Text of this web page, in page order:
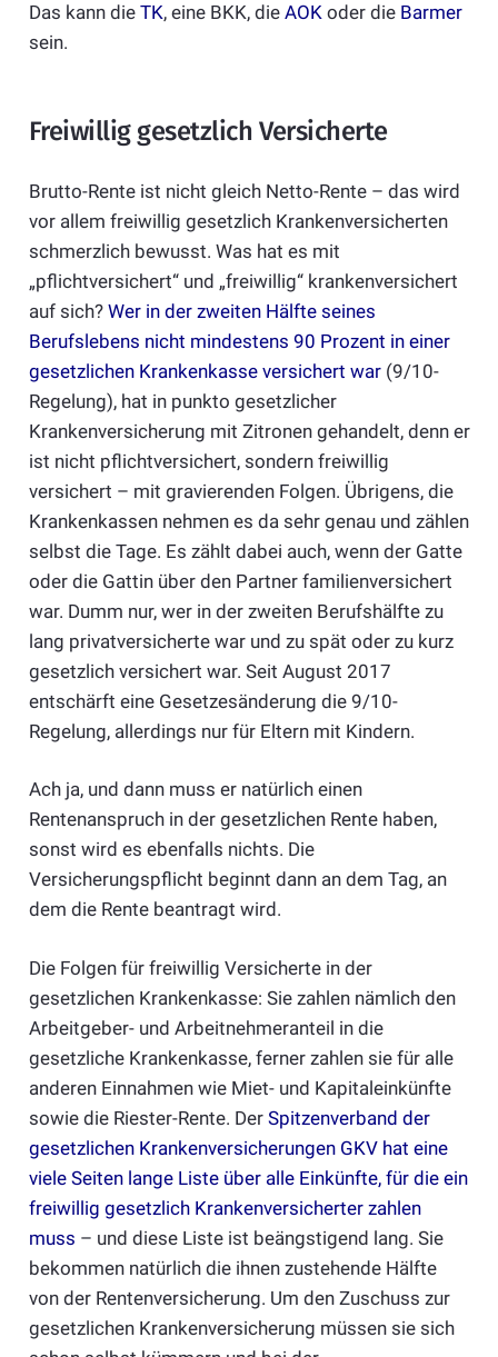
Das kann die TK, eine BKK, die AOK oder die Barmer
sein.
Freiwillig gesetzlich Versicherte
Brutto-Rente ist nicht gleich Netto-Rente – das wird
vor allem freiwillig gesetzlich Krankenversicherten
schmerzlich bewusst. Was hat es mit
„pflichtversichert“ und „freiwillig“ krankenversichert
auf sich? Wer in der zweiten Hälfte seines
Berufslebens nicht mindestens 90 Prozent in einer
gesetzlichen Krankenkasse versichert war(9/10-
Regelung), hat in punkto gesetzlicher
Krankenversicherung mit Zitronen gehandelt, denn er
ist nicht pflichtversichert, sondern freiwillig
versichert – mit gravierenden Folgen. Übrigens, die
Krankenkassen nehmen es da sehr genau und zählen
selbst die Tage. Es zählt dabei auch, wenn der Gatte
oder die Gattin über den Partner familienversichert
war. Dumm nur, wer in der zweiten Berufshälfte zu
lang privatversicherte war und zu spät oder zu kurz
gesetzlich versichert war. Seit August 2017
entschärft eine Gesetzesänderung die 9/10-
Regelung, allerdings nur für Eltern mit Kindern.
Ach ja, und dann muss er natürlich einen
Rentenanspruch in der gesetzlichen Rente haben,
sonst wird es ebenfalls nichts. Die
Versicherungspflicht beginnt dann an dem Tag, an
dem die Rente beantragt wird.
Die Folgen für freiwillig Versicherte in der
gesetzlichen Krankenkasse: Sie zahlen nämlich den
Arbeitgeber- und Arbeitnehmeranteil in die
gesetzliche Krankenkasse, ferner zahlen sie für alle
anderen Einnahmen wie Miet- und Kapitaleinkünfte
sowie die Riester-Rente. Der Spitzenverband der
gesetzlichen Krankenversicherungen GKV hat eine
viele Seiten lange Liste über alle Einkünfte, für die ein
freiwillig gesetzlich Krankenversicherter zahlen
muss – und diese Liste ist beängstigend lang. Sie
bekommen natürlich die ihnen zustehende Hälfte
von der Rentenversicherung. Um den Zuschuss zur
gesetzlichen Krankenversicherung müssen sie sich